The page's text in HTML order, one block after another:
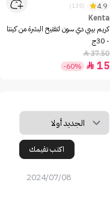
4.9
(135)
Kenta
كريم بيبي دي سون لتفتيح البشرة من كينتا
- 30ج
37.50

15

-60%
اكتب تقيمك
2024/07/08